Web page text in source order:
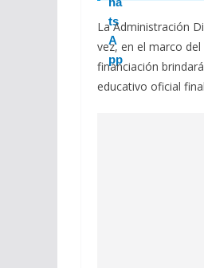
La Administración
vez, en el marco
financiación
educativo oficial